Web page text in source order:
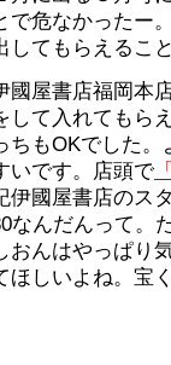
で危なかったー
してもらえるこ
國屋書店福岡本
して入れてもら
ちもOKでした
いです。店頭で
伊國屋書店のス
なんだんって。
おんはやっぱり
ほしいよね。宝